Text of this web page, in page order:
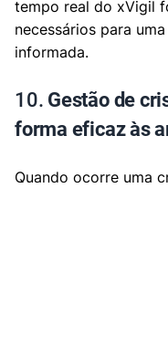
tempo real do xVigil
necessários para
informada.
10. Gestão de
forma eficaz às
Quando ocorre uma